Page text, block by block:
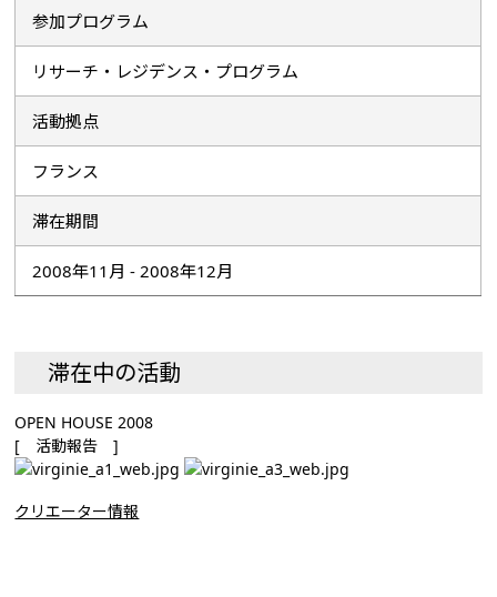
参加プログラム
リサーチ・レジデンス・プログラム
活動拠点
フランス
滞在期間
2008年11月 - 2008年12月
滞在中の活動
OPEN HOUSE 2008
[ 活動報告 ]
クリエーター情報